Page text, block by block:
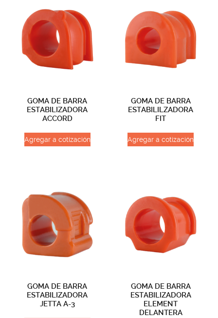
GOMA DE BARRA
ESTABILIZADORA
ACCORD
Agregar a cotización
GOMA DE BARRA
ESTABILILZADORA
FIT
Agregar a cotización
GOMA DE BARRA
ESTABILIZADORA
JETTA A-3
GOMA DE BARRA
ESTABILIZADORA
ELEMENT
DELANTERA